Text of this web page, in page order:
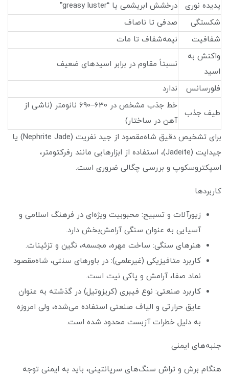
پدیده نوری
درخشش ابریشمی یا “greasy luster”
شکستگی
صدفی تا ناصاف
شفافیت
نیمه‌شفاف تا مات
واکنش به
اسید
نسبتاً مقاوم در برابر اسیدهای ضعیف
فلورسانس ندارد
طیف جذب
خط جذب مشخص در 630–690 نانومتر (ناشی از
آهن در ساختار)
برای تشخیص دقیق شاه‌مقصود از جید نفریت (Nephrite Jade) یا
جیدایت (Jadeite)، استفاده از ابزارهایی مانند رفرکتومتر،
اسپکتروسکوپ و بررسی چگالی ضروری است.
کاربردها
زیورآلات و تسبیح: محبوبیت ویژه‌ای در فرهنگ اسلامی و
آسیایی به عنوان سنگی آرامش‌بخش دارد.
هنرهای سنگی: ساخت مهره، مجسمه، نگین و تزئینات.
کاربرد متافیزیکی (غیرعلمی): در باورهای سنتی، شاه‌مقصود
نماد صفا، آرامش و پاکی نیت است.
کاربرد صنعتی: نوع فیبری (کریزوتیل) در گذشته به عنوان
عایق حرارتی و الیاف صنعتی استفاده می‌شده، ولی امروزه
به دلیل خطرات آزبست محدود شده است.
جنبه‌های ایمنی
هنگام برش و تراش سنگ‌های سرپانتینی، باید به ایمنی توجه